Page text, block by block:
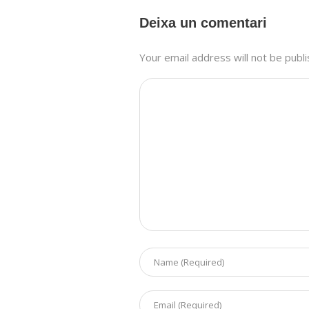
Deixa un comentari
Your email address will not be